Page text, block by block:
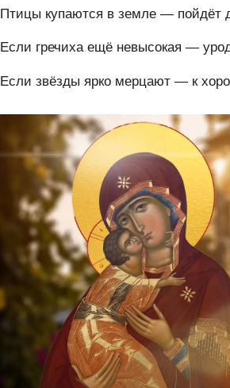
Птицы купаются в земле — пойдёт
Если гречиха ещё невысокая —
Если звёзды ярко мерцают — к